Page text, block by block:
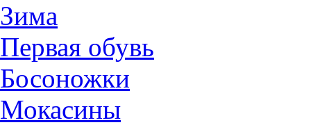
Зима
Первая обувь
Босоножки
Мокасины